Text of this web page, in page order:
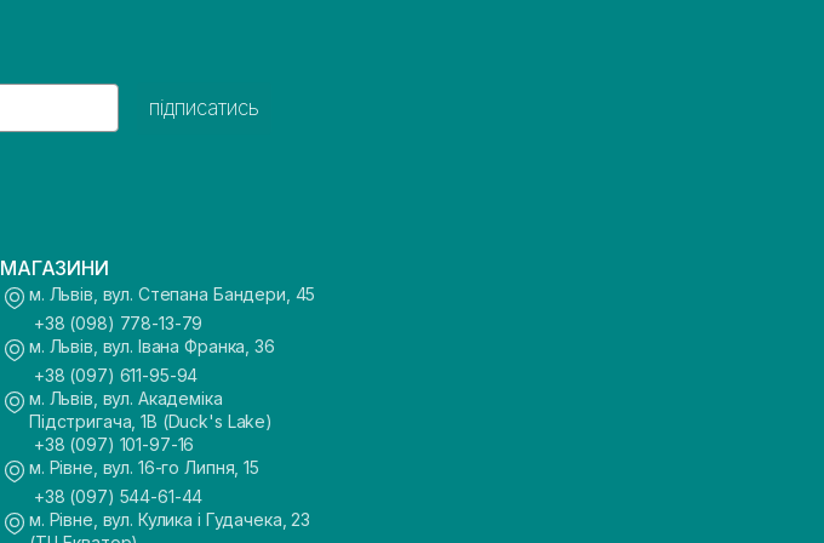
підписатись
МАГАЗИНИ
м. Львів, вул. Степана Бандери, 45
+38 (098) 778-13-79
м. Львів, вул. Івана Франка, 36
+38 (097) 611-95-94
м. Львів, вул. Академіка
Підстригача, 1В (Duck's Lake)
+38 (097) 101-97-16
м. Рівне, вул. 16-го Липня, 15
+38 (097) 544-61-44
м. Рівне, вул. Кулика і Гудачека, 23